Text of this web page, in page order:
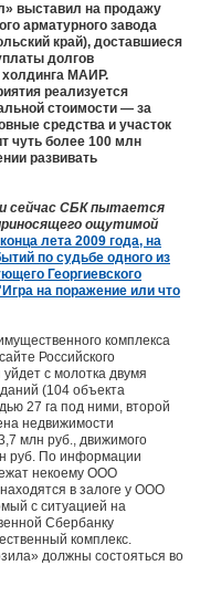
выставил на продажу
арматурного завода
край), доставшиеся
долгов
холдинга МАИР.
реализуется
стоимости — за
средства и участок
чуть более 100 млн
развивать
и сейчас СБК пытается
ощутимой
лета 2009 года, на
по судьбе одного из
Георгиевского
на поражение или что
комплекса
Российского
с молотка двумя
(104 объекта
27 га под ними, второй
недвижимости
млн руб., движимого
руб. По информации
некоему ООО
в залоге у ООО
с ситуацией на
Сбербанку
комплекс.
должны состояться во